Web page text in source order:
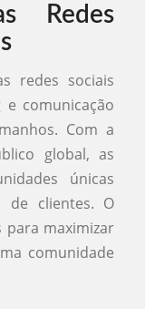
Redes
redes sociais
comunicação
Com a
global, as
únicas
de clientes. O
maximizar
comunidade